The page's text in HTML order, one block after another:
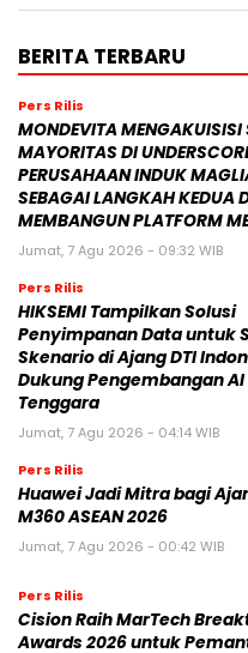
BERITA TERBARU
Pers Rilis
MONDEVITA
MAYORITAS DI
PERUSAHAAN INDUK
SEBAGAI LANGKAH KEDUA
MEMBANGUN PLATFORM
Jumat, 7 Agu 2026 - 09:32 WIB
Pers Rilis
HIKSEMI Tampilkan Solusi
Penyimpanan Data untuk
Skenario di Ajang DTI
Dukung Pengembangan AI
Tenggara
Jumat, 7 Agu 2026 - 04:14 WIB
Pers Rilis
Huawei Jadi Mitra bagi
M360 ASEAN 2026
Jumat, 7 Agu 2026 - 00:42 WIB
Pers Rilis
Cision Raih MarTech
Awards 2026 untuk